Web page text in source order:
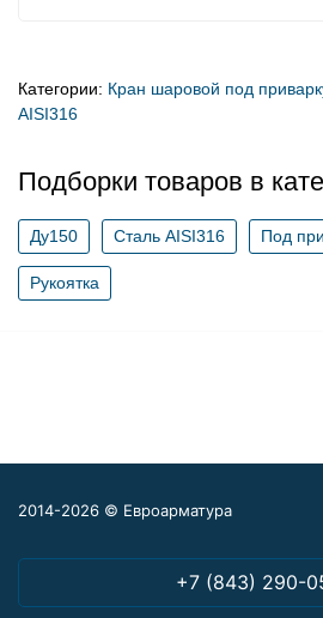
Категории: Кран шаровой под
AISI316
Подборки товаров в
Ду150 Сталь AISI316 Под
Рукоятка
2014-2026 © Евроарматура
+7 (843) 290-